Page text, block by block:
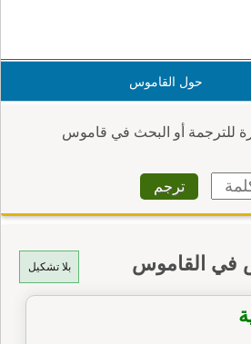
حول القاموس
للترجمة أو البحث في قاموس
بلا تشكيل في القاموس